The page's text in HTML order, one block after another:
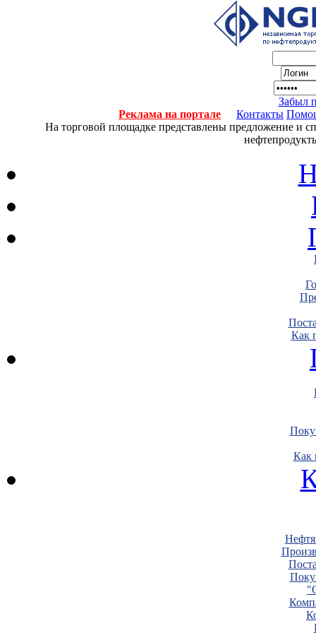
Забыл
Реклама на портале
Контакты
На торговой площадке представлены предложение и
Как
Как